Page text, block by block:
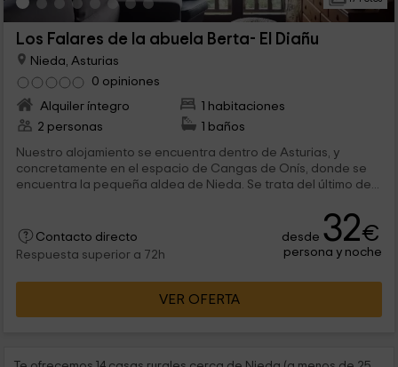
Los Falares de la abuela Berta- El Diañu
Nieda, Asturias
0 opiniones
Alquiler íntegro
1 habitaciones
2 personas
1 baños
Nuestro alojamiento se encuentra dentro de Asturias, y
concretamente en el espacio de Cangas de Onís, donde se
encuentra la pequeña aldea de Nieda. Se trata del último de...
Contacto directo
Respuesta superior a 72h
desde 32€
persona y noche
VER OFERTA